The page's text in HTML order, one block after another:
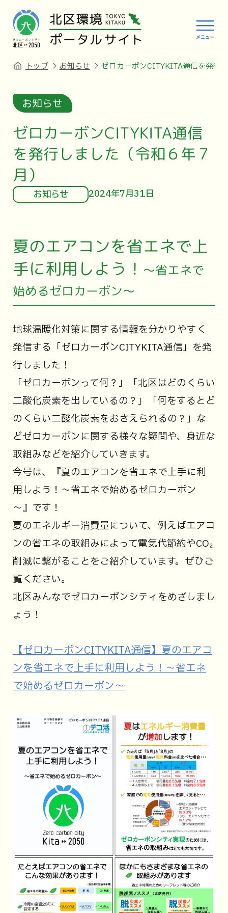
トップ お知らせ ゼロカーボンCITYKITA通信を発行
お知らせ
ゼロカーボンCITYKITA通信
を発行しました（令和６年７
月）
お知らせ 2024年7月31日
夏のエアコンを省エネで上
手に利用しよう！ ～省エネで
始めるゼロカーボン～
地球温暖化対策に関する情報を分かりやすく
発信する「ゼロカーボンCITYKITA通信」を発
行しました！
「ゼロカーボンって何？」「北区はどのくらい
二酸化炭素を出しているの？」「何をするとど
のくらい二酸化炭素をおさえられるの？」な
どゼロカーボンに関する様々な疑問や、身近な
取組みなどを紹介していきます。
今号は、『夏のエアコンを省エネで上手に利
用しよう！～省エネで始めるゼロカーボン
～』です！
夏のエネルギー消費量について、例えばエアコ
ンの省エネの取組みによって電気代節約やCO₂
削減に繋がることをご紹介しています。ぜひご
覧ください。
北区みんなでゼロカーボンシティをめざしまし
ょう！
【ゼロカーボンCITYKITA通信】夏のエアコ
ンを省エネで上手に利用しよう！～省エネ
で始めるゼロカーボン～